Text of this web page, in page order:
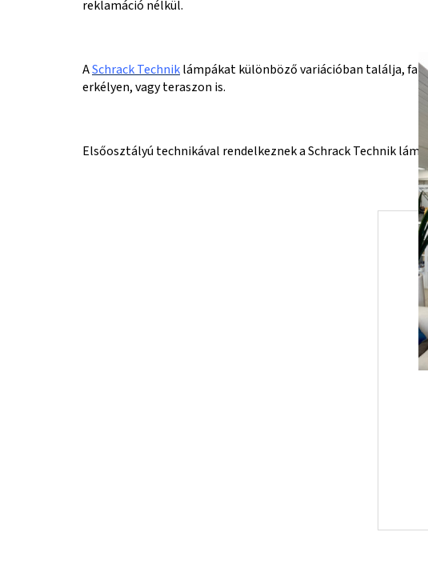
reklamáció nélkül.
ASchrack Techniklámpákat különböző variációban találja,
erkélyen, vagy teraszon is.
Elsőosztályú technikával rendelkeznek a Schrack Technik